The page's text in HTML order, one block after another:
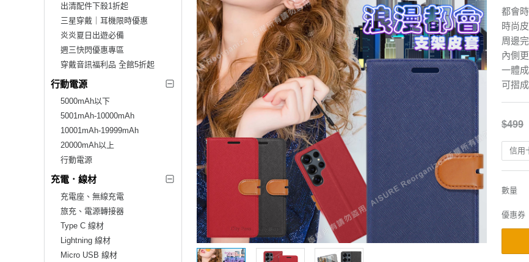
出清配件下殺1折起
三星穿戴｜耳機限時優惠
炎炎夏日出遊必備
週三快閃優惠專區
穿戴音訊福利品 全館5折起
行動電源
5000mAh以下
5001mAh-10000mAh
10001mAh-19999mAh
20000mAh以上
行動電源
充電．線材
充電座、無線充電
旅充、電源轉接器
Type C 線材
Lightning 線材
Micro USB 線材
都會
時尚
周邊
內側
一體
可摺
$499
信用
數量
優惠券